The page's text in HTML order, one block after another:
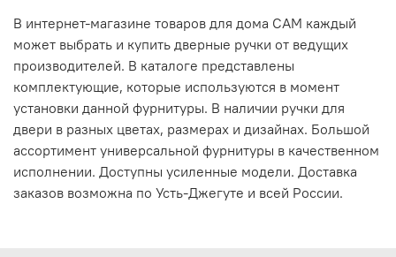
В интернет-магазине товаров для дома САМ каждый
может выбрать и купить дверные ручки от ведущих
производителей. В каталоге представлены
комплектующие, которые используются в момент
установки данной фурнитуры. В наличии ручки для
двери в разных цветах, размерах и дизайнах. Большой
ассортимент универсальной фурнитуры в качественном
исполнении. Доступны усиленные модели. Доставка
заказов возможна по Усть-Джегуте и всей России.